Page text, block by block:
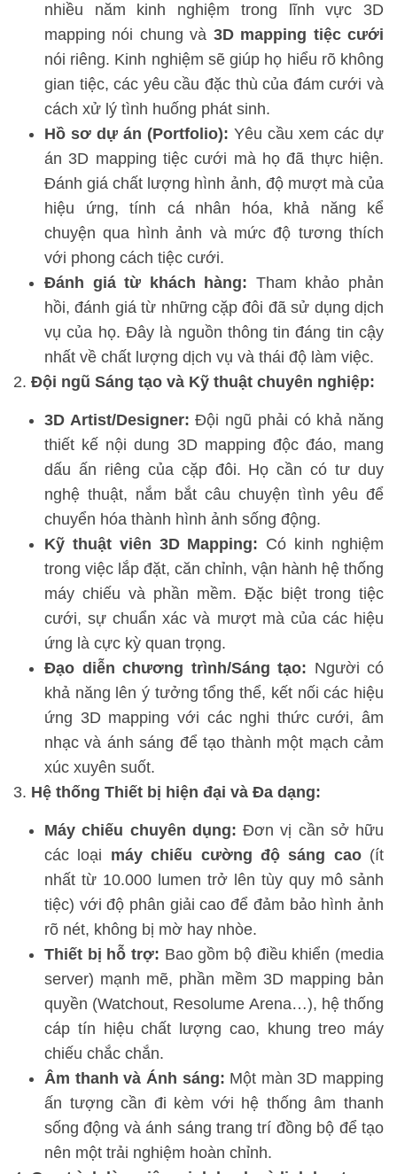
nhiều năm kinh nghiệm trong lĩnh vực 3D
mapping nói chung và 3D mapping tiệc cưới
nói riêng. Kinh nghiệm sẽ giúp họ hiểu rõ không
gian tiệc, các yêu cầu đặc thù của đám cưới và
cách xử lý tình huống phát sinh.
Hồ sơ dự án (Portfolio): Yêu cầu xem các dự
án 3D mapping tiệc cưới mà họ đã thực hiện.
Đánh giá chất lượng hình ảnh, độ mượt mà của
hiệu ứng, tính cá nhân hóa, khả năng kể
chuyện qua hình ảnh và mức độ tương thích
với phong cách tiệc cưới.
Đánh giá từ khách hàng: Tham khảo phản
hồi, đánh giá từ những cặp đôi đã sử dụng dịch
vụ của họ. Đây là nguồn thông tin đáng tin cậy
nhất về chất lượng dịch vụ và thái độ làm việc.
Đội ngũ Sáng tạo và Kỹ thuật chuyên nghiệp:
3D Artist/Designer: Đội ngũ phải có khả năng
thiết kế nội dung 3D mapping độc đáo, mang
dấu ấn riêng của cặp đôi. Họ cần có tư duy
nghệ thuật, nắm bắt câu chuyện tình yêu để
chuyển hóa thành hình ảnh sống động.
Kỹ thuật viên 3D Mapping: Có kinh nghiệm
trong việc lắp đặt, căn chỉnh, vận hành hệ thống
máy chiếu và phần mềm. Đặc biệt trong tiệc
cưới, sự chuẩn xác và mượt mà của các hiệu
ứng là cực kỳ quan trọng.
Đạo diễn chương trình/Sáng tạo: Người có
khả năng lên ý tưởng tổng thể, kết nối các hiệu
ứng 3D mapping với các nghi thức cưới, âm
nhạc và ánh sáng để tạo thành một mạch cảm
xúc xuyên suốt.
Hệ thống Thiết bị hiện đại và Đa dạng:
Máy chiếu chuyên dụng: Đơn vị cần sở hữu
các loại máy chiếu cường độ sáng cao(ít
nhất từ 10.000 lumen trở lên tùy quy mô sảnh
tiệc) với độ phân giải cao để đảm bảo hình ảnh
rõ nét, không bị mờ hay nhòe.
Thiết bị hỗ trợ: Bao gồm bộ điều khiển (media
server) mạnh mẽ, phần mềm 3D mapping bản
quyền (Watchout, Resolume Arena…), hệ thống
cáp tín hiệu chất lượng cao, khung treo máy
chiếu chắc chắn.
Âm thanh và Ánh sáng: Một màn 3D mapping
ấn tượng cần đi kèm với hệ thống âm thanh
sống động và ánh sáng trang trí đồng bộ để tạo
nên một trải nghiệm hoàn chỉnh.